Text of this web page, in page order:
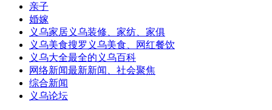
亲子
婚嫁
义乌家居义乌装修、家纺、家俱
义乌美食搜罗义乌美食、网红餐饮
义乌大全最全的义乌百科
网络新闻最新新闻、社会聚焦
综合新闻
义乌论坛